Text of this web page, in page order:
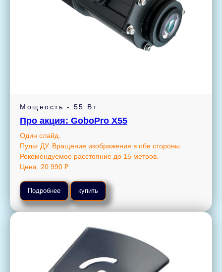
Мощность - 55 Вт.
Про акция: GoboPro X55
Один слайд.
Пульт ДУ. Вращение изображения в обе стороны.
Рекомендуемое расстояние до 15 метров.
Цена: 20 990 ₽
Подробнее купить